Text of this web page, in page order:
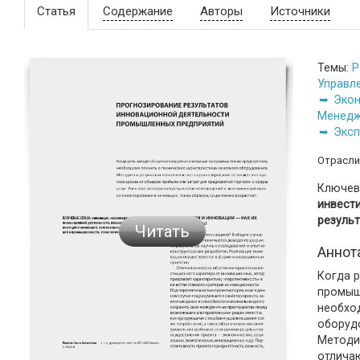
Статья Содержание Авторы Источники
Читать
Темы:
Когда